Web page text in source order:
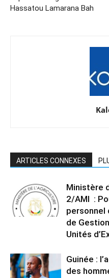
Hassatou Lamarana Bah
ARTICLES CONNEXES
Ministère
2/AMI :
personnel
de
Unités
Guinée :
des